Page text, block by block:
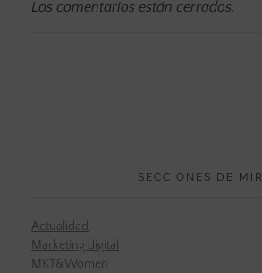
Los comentarios están cerrados.
SECCIONES DE MIR
Actualidad
Marketing digital
MKT&Women